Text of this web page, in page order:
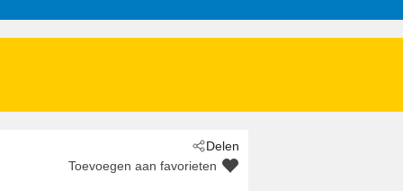
Delen
Toevoegen aan favorieten